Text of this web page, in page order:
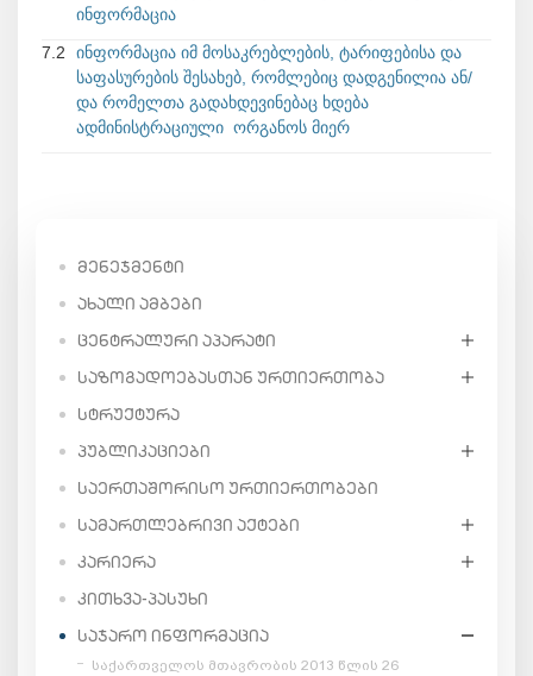
ინფორმაცია
7.2
ინფორმაცია იმ მოსაკრებლების, ტარიფებისა და
საფასურების შესახებ, რომლებიც დადგენილია ან/
და რომელთა გადახდევინებაც ხდება
ადმინისტრაციული ორგანოს მიერ
ᲛᲔᲜᲔᲯᲛᲔᲜᲢᲘ
ᲐᲮᲐᲚᲘ ᲐᲛᲑᲔᲑᲘ
ᲪᲔᲜᲢᲠᲐᲚᲣᲠᲘ ᲐᲞᲐᲠᲐᲢᲘ
ᲡᲐᲖᲝᲒᲐᲓᲝᲔᲑᲐᲡᲗᲐᲜ ᲣᲠᲗᲘᲔᲠᲗᲝᲑᲐ
ᲡᲢᲠᲣᲥᲢᲣᲠᲐ
ᲞᲣᲑᲚᲘᲙᲐᲪᲘᲔᲑᲘ
ᲡᲐᲔᲠᲗᲐᲨᲝᲠᲘᲡᲝ ᲣᲠᲗᲘᲔᲠᲗᲝᲑᲔᲑᲘ
ᲡᲐᲛᲐᲠᲗᲚᲔᲑᲠᲘᲕᲘ ᲐᲥᲢᲔᲑᲘ
ᲙᲐᲠᲘᲔᲠᲐ
ᲙᲘᲗᲮᲕᲐ-ᲞᲐᲡᲣᲮᲘ
ᲡᲐᲯᲐᲠᲝ ᲘᲜᲤᲝᲠᲛᲐᲪᲘᲐ
საქართველოს მთავრობის 2013 წლის 26